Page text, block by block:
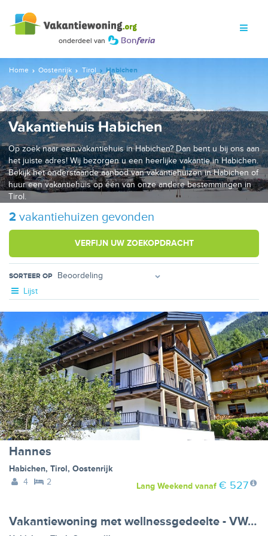
Home Oostenrijk Tirol Habichen
Vakantiehuis Habichen
Op zoek naar een vakantiehuis in Habichen? Dan bent u bij ons aan
het juiste adres! Wij bezorgen u een heerlijke vakantie in Habichen.
Bekijk het onderstaande aanbod van vakantiehuizen in Habichen of
huur een vakantiehuis op één van onze andere bestemmingen in
Tirol.
2 vakantiehuizen gevonden
VERFIJN UW ZOEKOPDRACHT
SORTEER OP
Lijst
Hannes
Habichen, Tirol, Oostenrijk
4
2 Lang Weekendvanaf € 527
Vakantiewoning met wellnessgedeelte - VW-GMNHN